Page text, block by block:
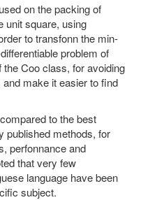
on the packing of
unit square, using
to transfonn the min-
problem of
Coo class, for avoiding
make it easier to find
to the best
published methods, for
perfonnance and
that very few
language have been
subject.